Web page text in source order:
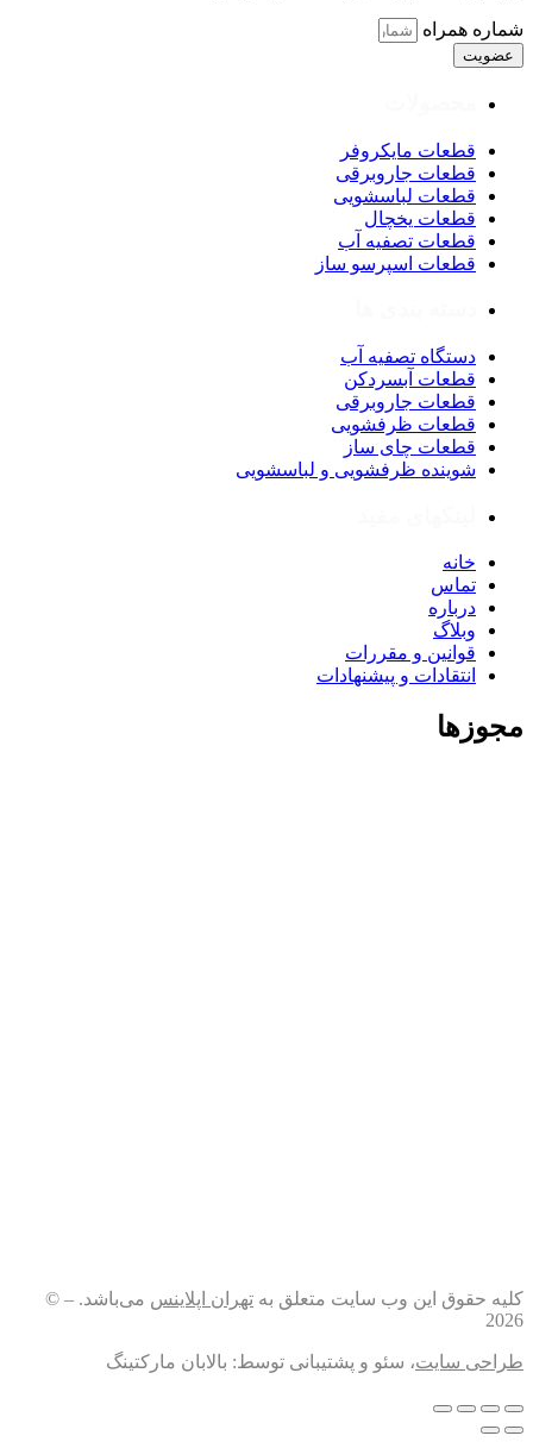
شماره همراه
عضویت
قطعات مایکروفر
قطعات جاروبرقی
قطعات لباسشویی
قطعات یخچال
قطعات تصفیه آب
قطعات اسپرسو ساز
دستگاه تصفیه آب
قطعات آبسردکن
قطعات جاروبرقی
قطعات ظرفشویی
قطعات چای ساز
شوینده ظرفشویی و لباسشویی
خانه
تماس
درباره
وبلاگ
قوانین و مقررات
انتقادات و پیشنهادات
مجوزها
کلیه حقوق این وب سایت متعلق به تهران اپلاینس می‌باشد. – ©
2026
طراحی سایت، سئو و پشتیبانی توسط: بالابان مارکتینگ